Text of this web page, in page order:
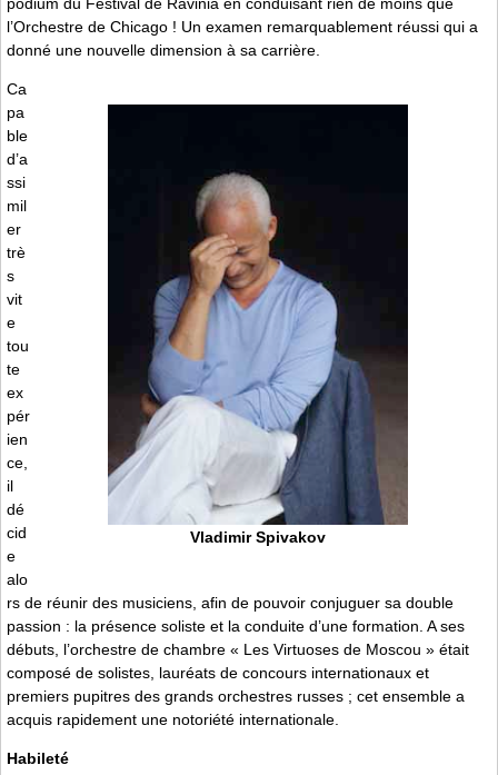
l’Orchestre de Chicago ! Un examen remarquablement réussi qui a
donné une nouvelle dimension à sa carrière.
Vladimir Spivakov
Ca
pa
ble
d’a
ssi
mil
er
trè
s
vit
e
tou
te
ex
pér
ien
ce,
il
dé
cid
e
alo
rs de réunir des musiciens, afin de pouvoir conjuguer sa double
passion : la présence soliste et la conduite d’une formation. A ses
débuts, l’orchestre de chambre « Les Virtuoses de Moscou » était
composé de solistes, lauréats de concours internationaux et
premiers pupitres des grands orchestres russes ; cet ensemble a
acquis rapidement une notoriété internationale.
Habileté